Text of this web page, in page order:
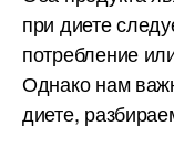
при диете
потребление
Однако нам
диете,